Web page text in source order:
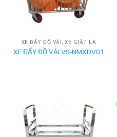
XE ĐẨY ĐỒ VẢI, XE GIẶT LÀ
XE ĐẨY ĐỒ VẢI VS-NMXDV01